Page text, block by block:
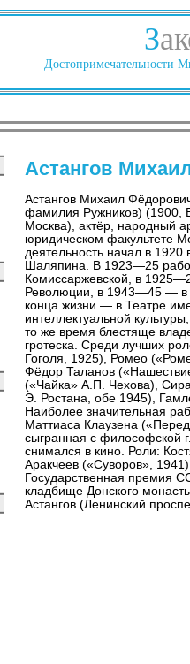
З
Достопримечательности
Астангов
Астангов Михаил
фамилия Ружников) (1900,
Москва), актёр, народный
юридическом факультете
деятельность начал в
Шаляпина. В 1923—25
Комиссаржевской, в
Революции, в 1943—45 — в
конца жизни — в Театре
интеллектуальной
то же время блестяще
гротеска. Среди лучших
Гоголя, 1925), Ромео
Фёдор Таланов
(«Чайка» А.П. Чехова),
Э. Ростана, обе 1945),
Наиболее значительная
Маттиаса Клаузена
сыгранная с философской
снимался в кино. Роли:
Аракчеев («Суворов»,
Государственная премия
кладбище Донского
Астангов (Ленинский